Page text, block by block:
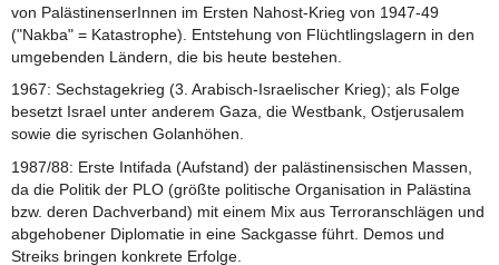
von PalästinenserInnen im Ersten Nahost-Krieg von 1947-49
("Nakba" = Katastrophe). Entstehung von Flüchtlingslagern in den
umgebenden Ländern, die bis heute bestehen.
1967: Sechstagekrieg (3. Arabisch-Israelischer Krieg); als Folge
besetzt Israel unter anderem Gaza, die Westbank, Ostjerusalem
sowie die syrischen Golanhöhen.
1987/88: Erste Intifada (Aufstand) der palästinensischen Massen,
da die Politik der PLO (größte politische Organisation in Palästina
bzw. deren Dachverband) mit einem Mix aus Terroranschlägen und
abgehobener Diplomatie in eine Sackgasse führt. Demos und
Streiks bringen konkrete Erfolge.